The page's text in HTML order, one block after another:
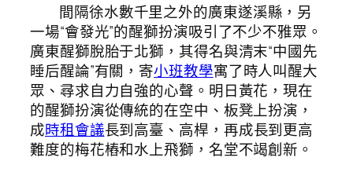
間隔徐水數千里之外的廣東遂溪縣，另
一場“會發光”的醒獅扮演吸引了不少不雅眾。
廣東醒獅脫胎于北獅，其得名與清末“中國先
睡后醒論”有關，寄小班教學寓了時人叫醒大
眾、尋求自力自強的心聲。明日黃花，現在
的醒獅扮演從傳統的在空中、板凳上扮演，
成時租會議長到高臺、高桿，再成長到更高
難度的梅花樁和水上飛獅，名堂不竭創新。